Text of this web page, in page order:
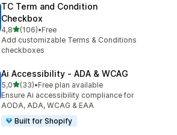
TC Term and Condition
Checkbox
4,8av 5 stjerner
(106)
Totalt 106 omtaler
•Free
Add customizable Terms & Conditions
checkboxes
Ai Accessibility ‑ ADA & WCAG
5,0av 5 stjerner
(33)
Totalt 33 omtaler
•Free plan available
Ensure Ai accessibility compliance for
AODA, ADA, WCAG & EAA
Built for Shopify